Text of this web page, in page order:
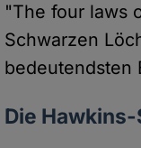
"The four laws
Schwarzen
bedeutendsten
Die